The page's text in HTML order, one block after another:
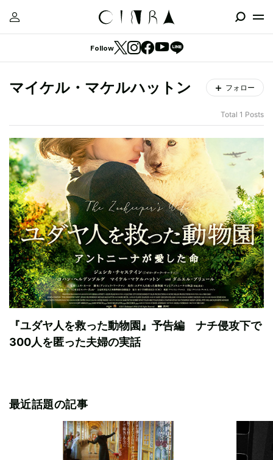
Follow
マイケル・マケルハットン フォロー
Total 1 Posts
『ユダヤ人を救った動物園』予告編 ナチ侵攻下で
300人を匿った夫婦の実話
最近話題の記事